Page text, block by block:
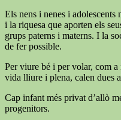
Els nens i nenes i adolescents
i la riquesa que aporten els
grups paterns i materns. I la
de fer possible.
Per viure bé i per volar, com
vida lliure i plena, calen dues
Cap infant més privat d’allò
progenitors.